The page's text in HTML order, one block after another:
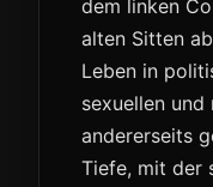
dem linken
alten Sitten
Leben in
sexuellen
andererseits
Tiefe, mit der